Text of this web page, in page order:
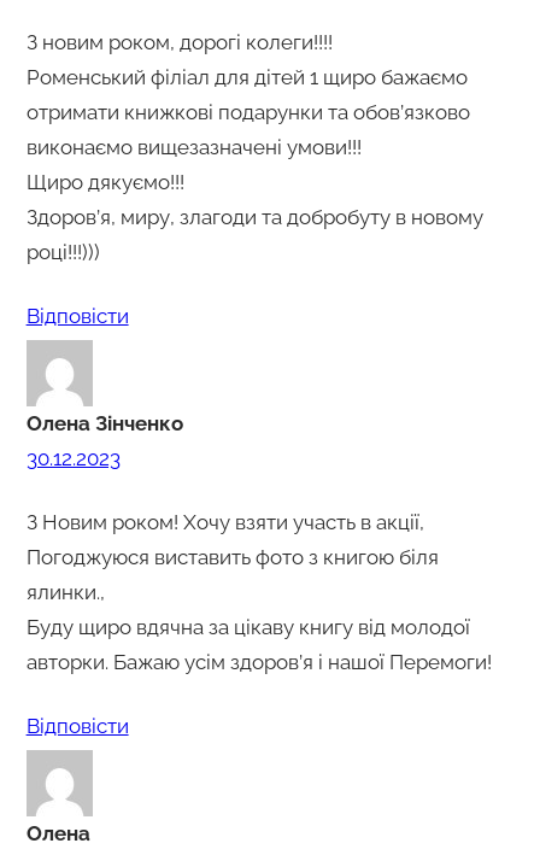
З новим роком, дорогі колеги!!!!
Роменський філіал для дітей 1 щиро бажаємо
отримати книжкові подарунки та обов’язково
виконаємо вищезазначені умови!!!
Щиро дякуємо!!!
Здоров’я, миру, злагоди та добробуту в новому
році!!!)))
Відповіcти
Олена Зінченко
30.12.2023
З Новим роком! Хочу взяти участь в акції,
Погоджуюся виставить фото з книгою біля
ялинки.,
Буду щиро вдячна за цікаву книгу від молодої
авторки. Бажаю усім здоров’я і нашої Перемоги!
Відповіcти
Олена